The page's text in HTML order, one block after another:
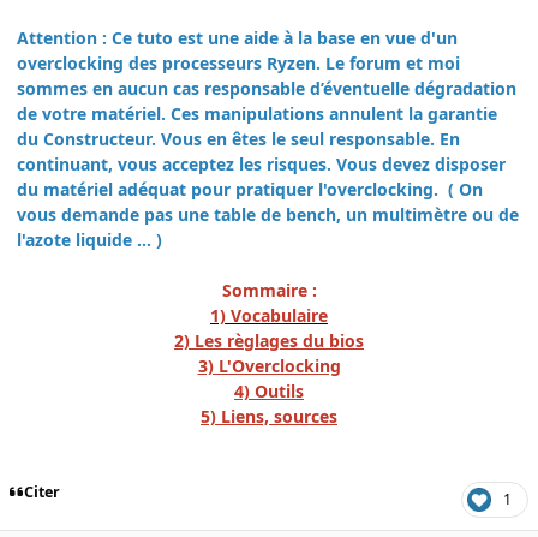
Attention : Ce tuto est une aide à la base en vue d'un
overclocking des processeurs Ryzen. Le forum et moi
sommes en aucun cas responsable d’éventuelle dégradation
de votre matériel. Ces manipulations annulent la garantie
du Constructeur. Vous en êtes le seul responsable. En
continuant, vous acceptez les risques. Vous devez disposer
du matériel adéquat pour pratiquer l'overclocking. ( On
vous demande pas une table de bench, un multimètre ou de
l'azote liquide ... )
Sommaire :
1) Vocabulaire
2) Les règlages du bios
3) L'Overclocking
4) Outils
5) Liens, sources
Citer 1